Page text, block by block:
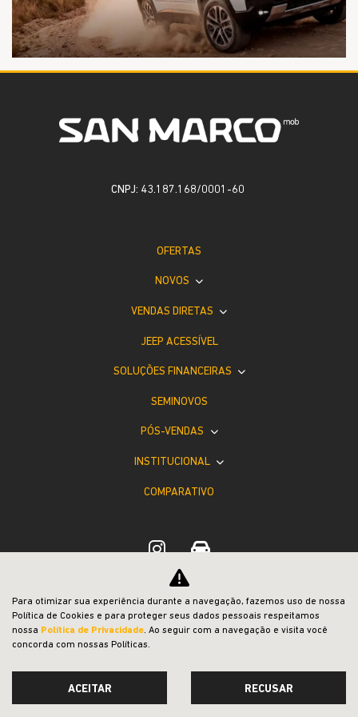
CNPJ: 43.187.168/0001-60
OFERTAS
NOVOS
VENDAS DIRETAS
JEEP ACESSÍVEL
SOLUÇÕES FINANCEIRAS
SEMINOVOS
PÓS-VENDAS
INSTITUCIONAL
COMPARATIVO
Desacelere. Seu bem maior é a vida.
Para otimizar sua experiência durante a navegação, fazemos uso de nossa
Política de Cookies e para proteger seus dados pessoais respeitamos
nossa Política de Privacidade. Ao seguir com a navegação e visita você
concorda com nossas Políticas.
ACEITAR RECUSAR